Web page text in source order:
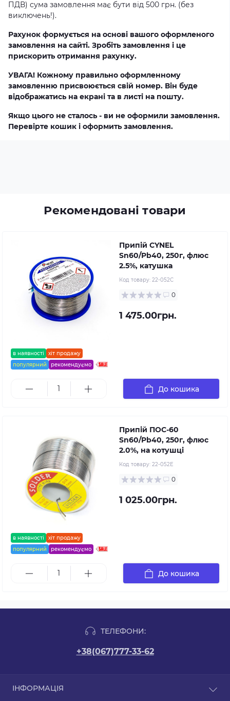
ПДВ) сума замовлення має бути від 500 грн. (без
виключень!).
Рахунок формується на основі вашого оформленого
замовлення на сайті. Зробіть замовлення і це
прискорить отримання рахунку.
УВАГА! Кожному правильно оформленному
замовленню присвоюється свій номер. Він буде
відображатись на екрані та в листі на пошту.
Якщо цього не сталось - ви не оформили замовлення.
Перевірте кошик і оформить замовлення.
Рекомендовані товари
в наявності
хіт продажу
популярний
рекомендуємо
Припій CYNEL
Sn60/Pb40, 250г, флюс
2.5%, катушка
Код товару: 22-052C
0
1 475.00грн.
До кошика
в наявності
хіт продажу
популярний
рекомендуємо
Припій ПОС-60
Sn60/Pb40, 250г, флюс
2.0%, на котушці
Код товару: 22-052E
0
1 025.00грн.
До кошика
ТЕЛЕФОНИ:
+38(067)777-33-62
ІНФОРМАЦІЯ